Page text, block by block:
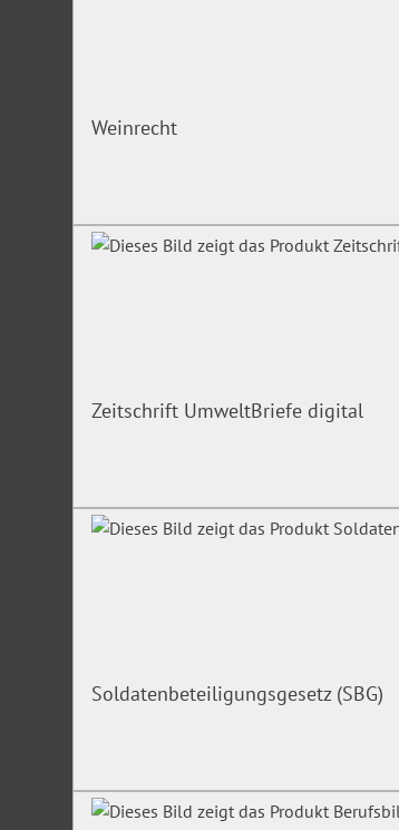
Weinrecht
Zeitschrift UmweltBriefe digital
Soldatenbeteiligungsgesetz (SBG)